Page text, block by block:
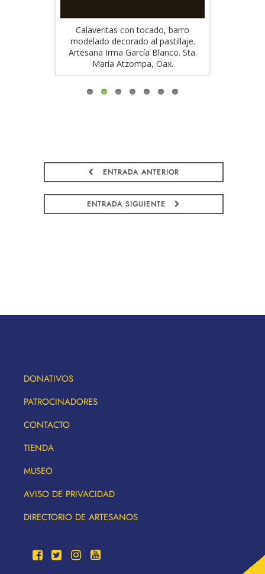
Calaveritas con tocado, barro
modelado decorado al pastillaje.
Artesana Irma García Blanco. Sta.
María Atzompa, Oax.
ENTRADA ANTERIOR
ENTRADA SIGUIENTE
DONATIVOS
PATROCINADORES
CONTACTO
TIENDA
MUSEO
AVISO DE PRIVACIDAD
DIRECTORIO DE ARTESANOS